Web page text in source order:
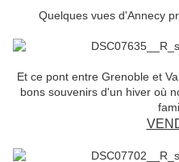
Quelques vues d'Annecy
Et ce pont entre Grenoble et
bons souvenirs d'un hiver où